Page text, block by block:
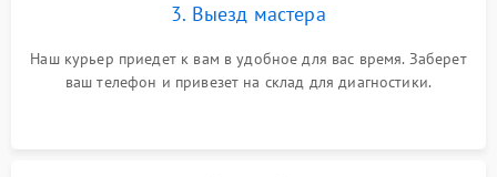
3. Выезд мастера
Наш курьер приедет к вам в удобное для вас время. Заберет
ваш телефон и привезет на склад для диагностики.